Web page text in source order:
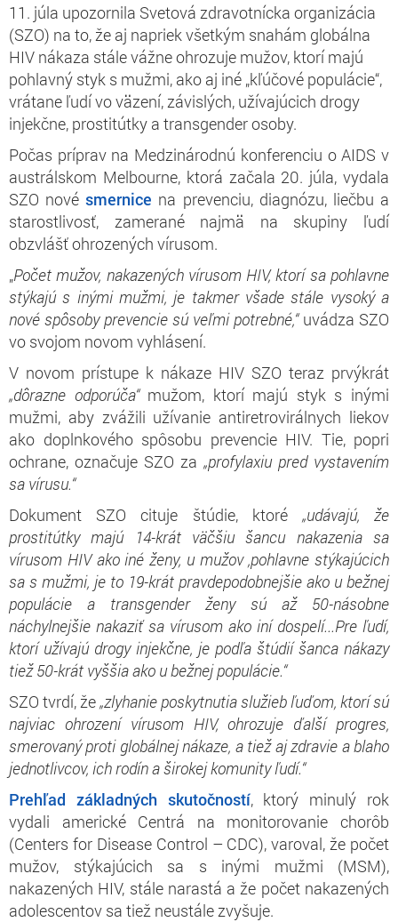
11. júla upozornila Svetová zdravotnícka organizácia
(SZO) na to, že aj napriek všetkým snahám globálna
HIV nákaza stále vážne ohrozuje mužov, ktorí majú
pohlavný styk s mužmi, ako aj iné „kľúčové populácie“,
vrátane ľudí vo väzení, závislých, užívajúcich drogy
injekčne, prostitútky a transgender osoby.
Počas príprav na Medzinárodnú konferenciu o AIDS v
austrálskom Melbourne, ktorá začala 20. júla, vydala
SZO novésmernice na prevenciu, diagnózu, liečbu a
starostlivosť, zamerané najmä na skupiny ľudí
obzvlášť ohrozených vírusom.
„Počet mužov, nakazených vírusom HIV, ktorí sa pohlavne
stýkajú s inými mužmi, je takmer všade stále vysoký a
nové spôsoby prevencie sú veľmi potrebné,“uvádza SZO
vo svojom novom vyhlásení.
V novom prístupe k nákaze HIV SZO teraz prvýkrát
„dôrazne odporúča“mužom, ktorí majú styk s inými
mužmi, aby zvážili užívanie antiretrovirálnych liekov
ako doplnkového spôsobu prevencie HIV. Tie, popri
ochrane, označuje SZO za „profylaxiu pred vystavením
sa vírusu.“
Dokument SZO cituje štúdie, ktoré „udávajú, že
prostitútky majú 14-krát väčšiu šancu nakazenia sa
vírusom HIV ako iné ženy, u mužov ,pohlavne stýkajúcich
sa s mužmi, je to 19-krát pravdepodobnejšie ako u bežnej
populácie a transgender ženy sú až 50-násobne
náchylnejšie nakaziť sa vírusom ako iní dospelí...Pre ľudí,
ktorí užívajú drogy injekčne, je podľa štúdií šanca nákazy
tiež 50-krát vyššia ako u bežnej populácie.“
SZO tvrdí, že„zlyhanie poskytnutia služieb ľuďom, ktorí sú
najviac ohrození vírusom HIV, ohrozuje ďalší progres,
smerovaný proti globálnej nákaze, a tiež aj zdravie a blaho
jednotlivcov, ich rodín a širokej komunity ľudí.“
Prehľad základných skutočností, ktorý minulý rok
vydali americké Centrá na monitorovanie chorôb
(Centers for Disease Control – CDC), varoval, že počet
mužov, stýkajúcich sa s inými mužmi (MSM),
nakazených HIV, stále narastá a že počet nakazených
adolescentov sa tiež neustále zvyšuje.